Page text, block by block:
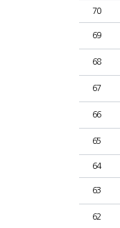
70
69
68
67
66
65
64
63
62